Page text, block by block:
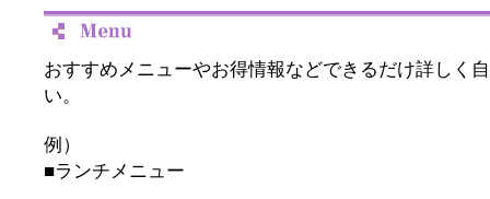
おすすめメニューやお得情報などできるだけ詳しく
い。
例）
■ランチメニュー